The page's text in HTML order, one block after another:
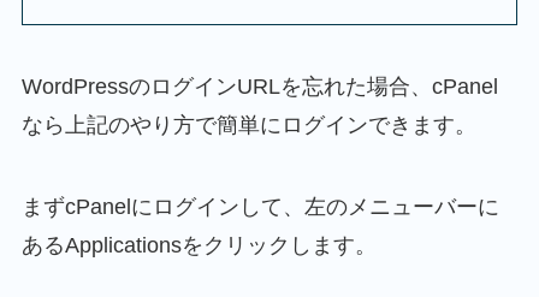
WordPressのログインURLを忘れた場合、cPanel
なら上記のやり方で簡単にログインできます。
まずcPanelにログインして、左のメニューバーに
あるApplicationsをクリックします。